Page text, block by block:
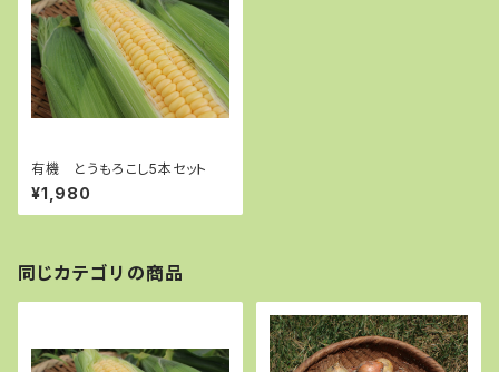
有機 とうもろこし5本セット
¥1,980
同じカテゴリの商品